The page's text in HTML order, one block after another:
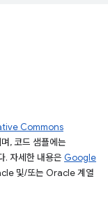
Commons
, 코드 샘플에는
. 자세한 내용은 Google
및/또는 Oracle 계열